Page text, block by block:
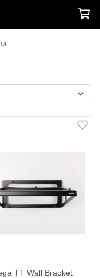
TT Wall Bracket